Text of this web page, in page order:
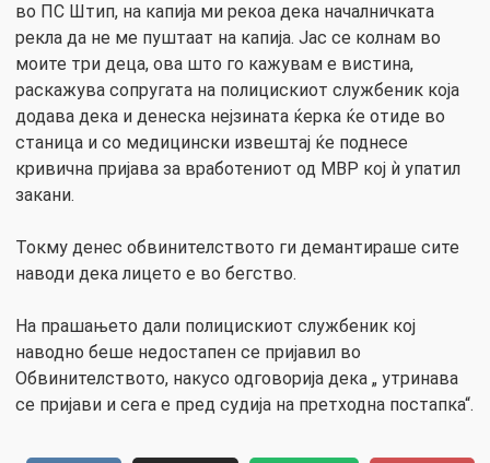
во ПС Штип, на капија ми рекоа дека началничката
рекла да не ме пуштаат на капија. Јас се колнам во
моите три деца, ова што го кажувам е вистина,
раскажува сопругата на полицискиот службеник која
додава дека и денеска нејзината ќерка ќе отиде во
станица и со медицински извештај ќе поднесе
кривична пријава за вработениот од МВР кој ѝ упатил
закани.
Токму денес обвинителството ги демантираше сите
наводи дека лицето е во бегство.
На прашањето дали полицискиот службеник кој
наводно беше недостапен се пријавил во
Обвинителството, накусо одговорија дека „ утринава
се пријави и сега е пред судија на претходна постапка“.